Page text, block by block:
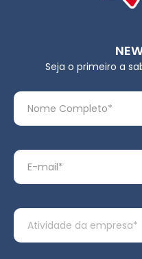
Seja o primeiro a